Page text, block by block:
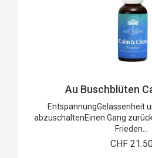
Au Buschblüten
EntspannungGelassenheit
abzuschaltenEinen Gang
Frieden...
CHF